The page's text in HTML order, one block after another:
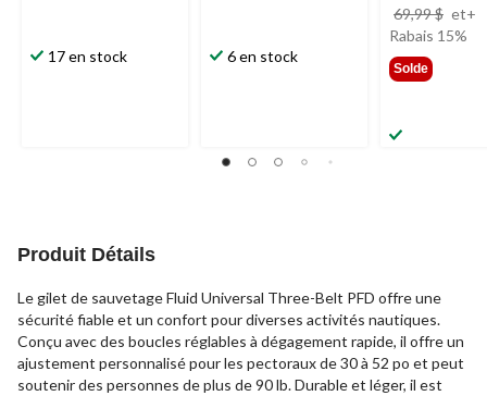
17 en stock 6 en stock
69,99 $ et+
Rabais 15%
Solde
Produit Détails
Le gilet de sauvetage Fluid Universal Three-Belt PFD offre une
sécurité fiable et un confort pour diverses activités nautiques.
Conçu avec des boucles réglables à dégagement rapide, il offre un
ajustement personnalisé pour les pectoraux de 30 à 52 po et peut
soutenir des personnes de plus de 90 lb. Durable et léger, il est